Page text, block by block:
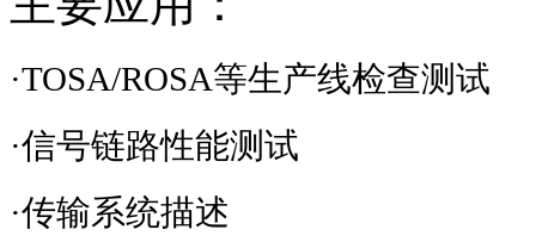
·TOSA/ROSA等生产线检查测试
·信号链路性能测试
·传输系统描述